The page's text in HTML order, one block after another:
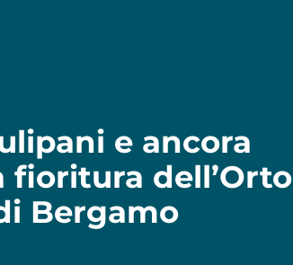
e ancora
fioritura dell’Orto
Bergamo